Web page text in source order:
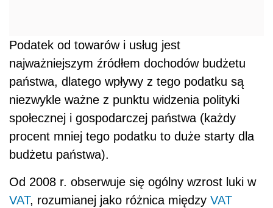
Podatek od towarów i usług jest
najważniejszym źródłem dochodów budżetu
państwa, dlatego wpływy z tego podatku są
niezwykle ważne z punktu widzenia polityki
społecznej i gospodarczej państwa (każdy
procent mniej tego podatku to duże starty dla
budżetu państwa).
Od 2008 r. obserwuje się ogólny wzrost luki w
VAT, rozumianej jako różnica między VAT